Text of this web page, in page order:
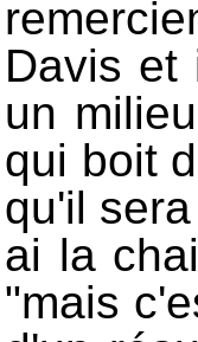
Davis et
un
qui boit
qu'il
ai la
"mais